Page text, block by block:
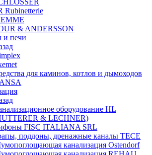
Rubinetterie
& ANDERSSON
печи
для каминов, котлов и дымоходов
оборудование HL
& LECHNER)
FISC ITALIANA SRL
поддоны, дренажные каналы TECE
канализация Ostendorf